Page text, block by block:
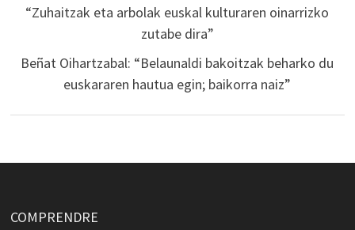
“Zuhaitzak eta arbolak euskal kulturaren oinarrizko
zutabe dira”
Beñat Oihartzabal: “Belaunaldi bakoitzak beharko du
euskararen hautua egin; baikorra naiz”
COMPRENDRE